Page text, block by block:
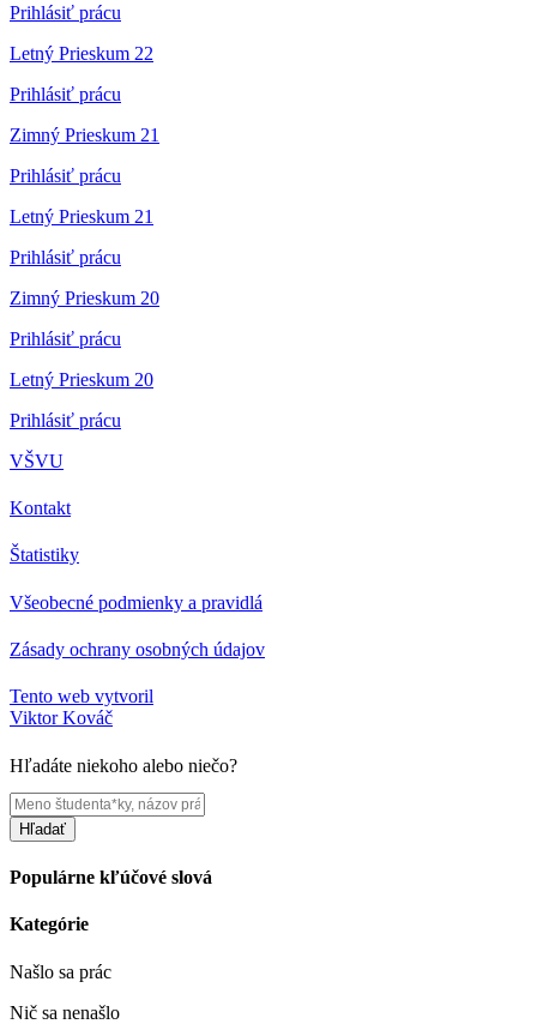
Prihlásiť prácu
Letný Prieskum 22
Prihlásiť prácu
Zimný Prieskum 21
Prihlásiť prácu
Letný Prieskum 21
Prihlásiť prácu
Zimný Prieskum 20
Prihlásiť prácu
Letný Prieskum 20
Prihlásiť prácu
VŠVU
Kontakt
Štatistiky
Všeobecné podmienky a pravidlá
Zásady ochrany osobných údajov
Tento web vytvoril
Viktor Kováč
Hľadáte niekoho alebo niečo?
Hľadať
Populárne kľúčové slová
Kategórie
Našlo sa prác
Nič sa nenašlo